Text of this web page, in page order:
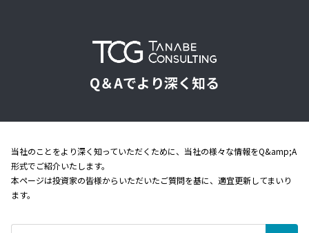
Q＆Aでより深く知る
当社のことをより深く知っていただくために、当社の様々な情報をQ&amp;A
形式でご紹介いたします。
本ページは投資家の皆様からいただいたご質問を基に、適宜更新してまいり
ます。